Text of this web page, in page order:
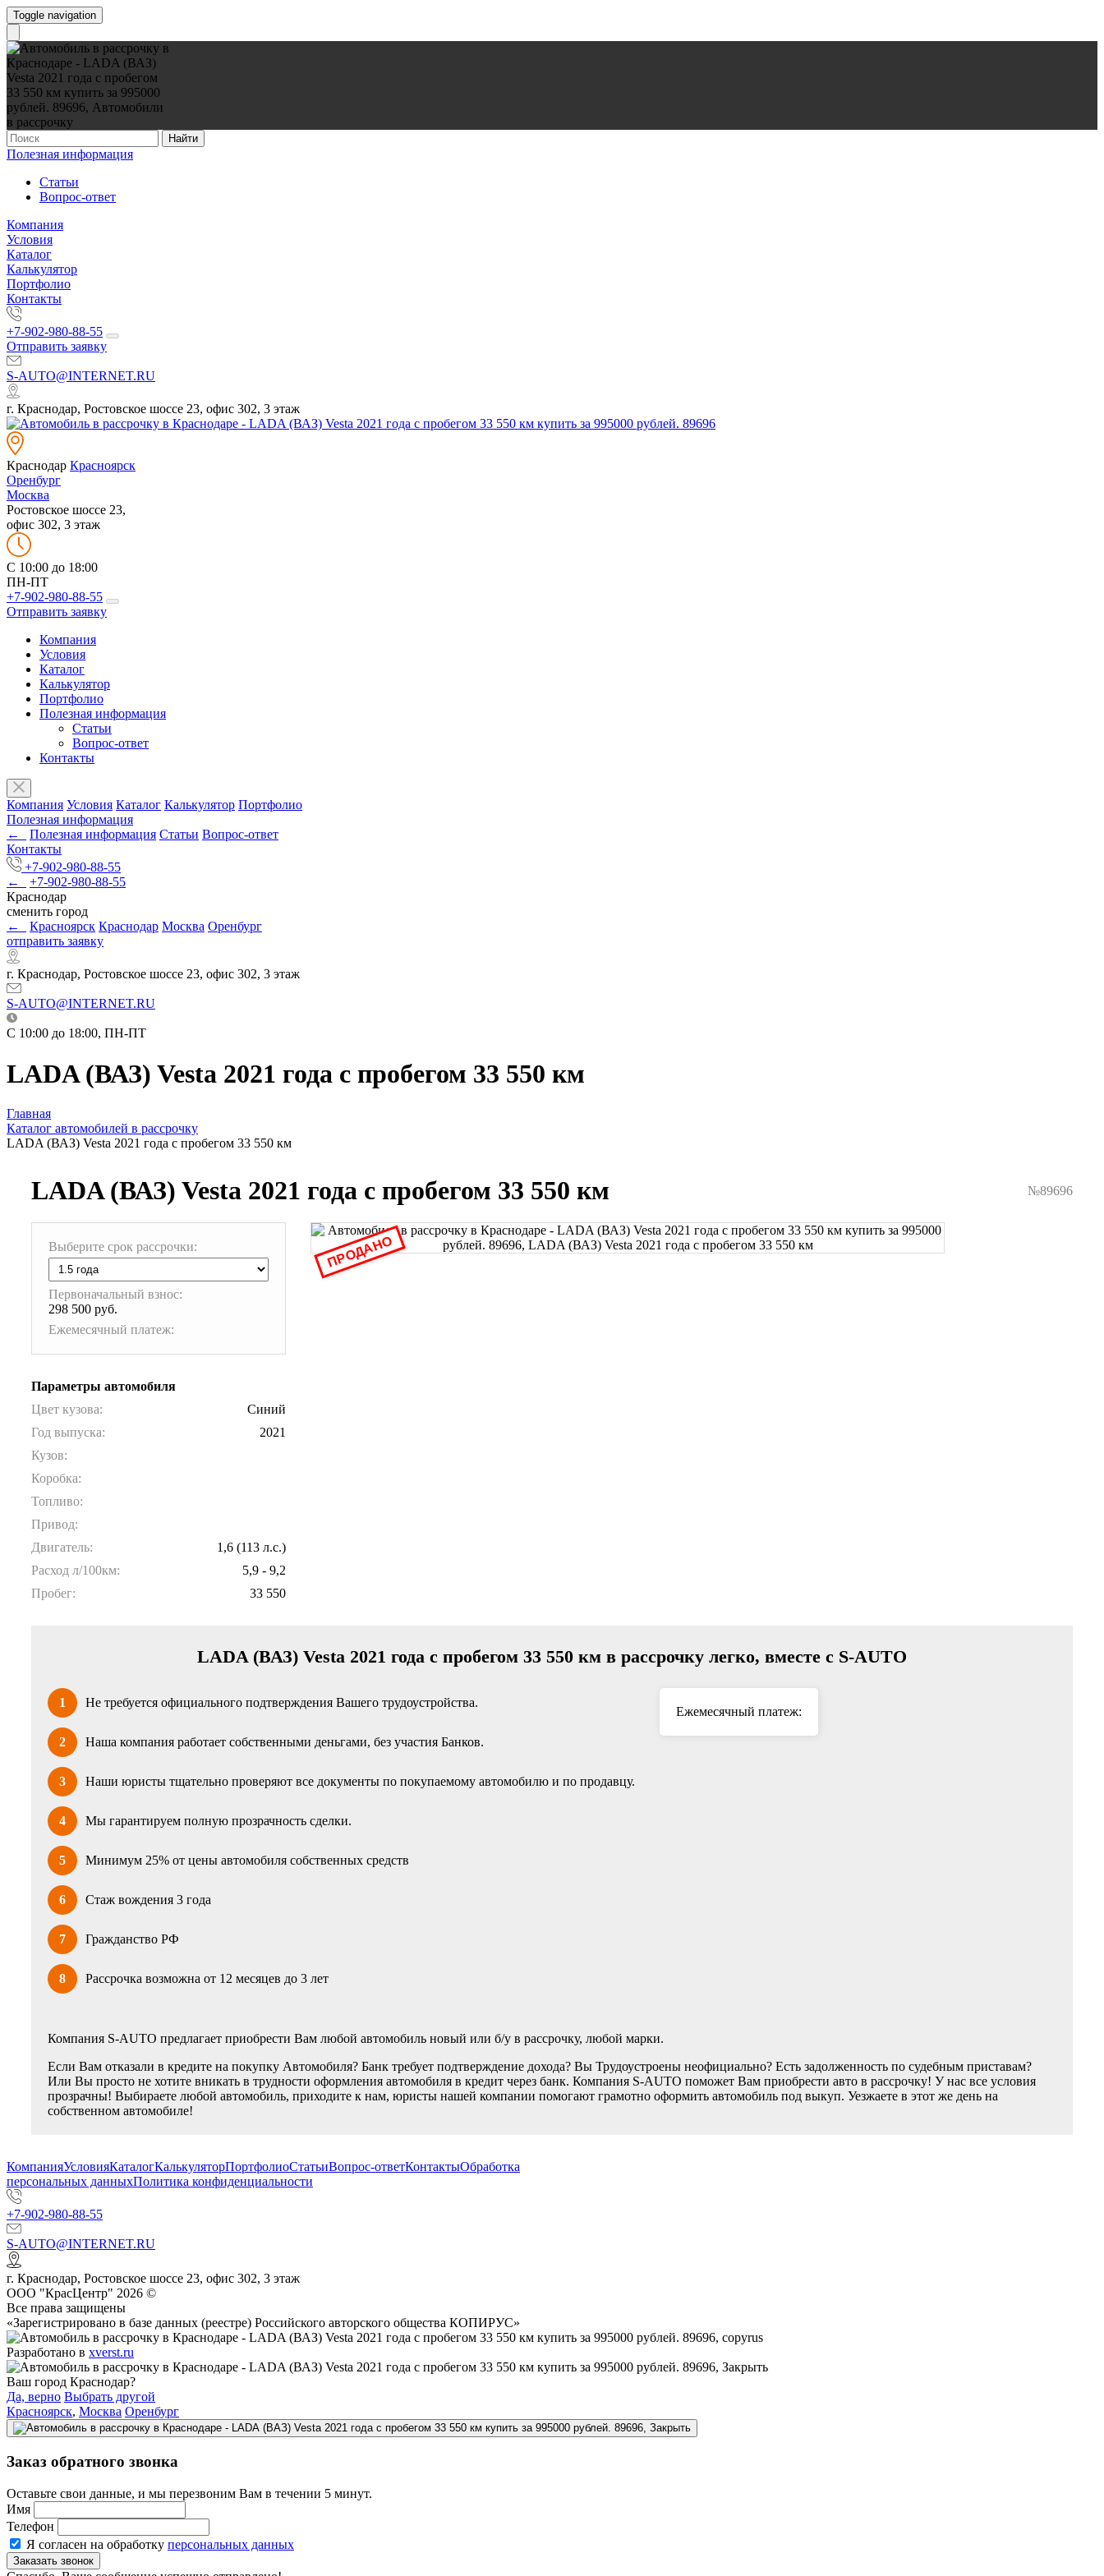
Toggle navigation
Найти
Полезная информация
Статьи
Вопрос-ответ
Компания
Условия
Каталог
Калькулятор
Портфолио
Контакты
+7-902-980-88-55
Отправить заявку
S-AUTO@INTERNET.RU
г. Краснодар, Ростовское шоссе 23, офис 302, 3 этаж
Краснодар Красноярск
Оренбург
Москва
Ростовское шоссе 23,
офис 302, 3 этаж
C 10:00 до 18:00
ПН-ПТ
+7-902-980-88-55
Отправить заявку
Компания
Условия
Каталог
Калькулятор
Портфолио
Полезная информация
Статьи
Вопрос-ответ
Контакты
Компания Условия Каталог Калькулятор Портфолио
Полезная информация
←
Полезная информация Статьи Вопрос-ответ
Контакты
+7-902-980-88-55
←
+7-902-980-88-55
Краснодар
сменить город
←
Красноярск Краснодар Москва Оренбург
отправить заявку
г. Краснодар, Ростовское шоссе 23, офис 302, 3 этаж
S-AUTO@INTERNET.RU
C 10:00 до 18:00, ПН-ПТ
LADA (ВАЗ) Vesta 2021 года с пробегом 33 550 км
Главная
Каталог автомобилей в рассрочку
LADA (ВАЗ) Vesta 2021 года с пробегом 33 550 км
LADA (ВАЗ) Vesta 2021 года с пробегом 33 550 км №89696
Выберите срок рассрочки:
Первоначальный взнос:
298 500 руб.
Ежемесячный платеж:
Параметры автомобиля
Цвет кузова:
Синий
Год выпуска:
2021
Кузов:
Коробка:
Топливо:
Привод:
Двигатель:
1,6 (113 л.с.)
Расход л/100км:
5,9 - 9,2
Пробег:
33 550
ПРОДАНО
LADA (ВАЗ) Vesta 2021 года с пробегом 33 550 км в рассрочку легко, вместе с S-AUTO
1 Не требуется официального подтверждения Вашего трудоустройства.
2 Наша компания работает собственными деньгами, без участия Банков.
3 Наши юристы тщательно проверяют все документы по покупаемому автомобилю и по продавцу.
4 Мы гарантируем полную прозрачность сделки.
5 Минимум 25% от цены автомобиля собственных средств
6 Стаж вождения 3 года
7 Гражданство РФ
8 Рассрочка возможна от 12 месяцев до 3 лет
Ежемесячный платеж:
Компания S-AUTO предлагает приобрести Вам любой автомобиль новый или б/у в рассрочку, любой марки.
Если Вам отказали в кредите на покупку Автомобиля? Банк требует подтверждение дохода? Вы Трудоустроены неофициально? Есть задолженность по судебным приставам?
Или Вы просто не хотите вникать в трудности оформления автомобиля в кредит через банк. Компания S-AUTO поможет Вам приобрести авто в рассрочку! У нас все условия
прозрачны! Выбираете любой автомобиль, приходите к нам, юристы нашей компании помогают грамотно оформить автомобиль под выкуп. Уезжаете в этот же день на
собственном автомобиле!
КомпанияУсловияКаталогКалькуляторПортфолиоСтатьиВопрос-ответКонтактыОбработка
персональных данныхПолитика конфиденциальности
+7-902-980-88-55
S-AUTO@INTERNET.RU
г. Краснодар, Ростовское шоссе 23, офис 302, 3 этаж
ООО "КрасЦентр" 2026 ©
Все права защищены
«Зарегистрировано в базе данных (реестре) Российского авторского общества КОПИРУС»
Разработано в xverst.ru
Ваш город Краснодар?
Да, верно Выбрать другой
Красноярск, Москва Оренбург
Заказ обратного звонка
Оставьте свои данные, и мы перезвоним Вам в течении 5 минут.
Имя
Телефон
Я согласен на обработку персональных данных